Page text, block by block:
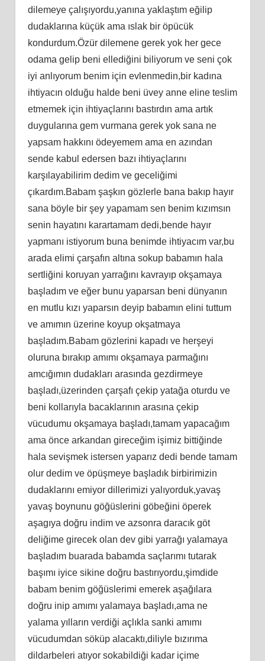
dilemeye çalışıyordu,yanına yaklaştım eğilip
dudaklarına küçük ama ıslak bir öpücük
kondurdum.Özür dilemene gerek yok her gece
odama gelip beni ellediğini biliyorum ve seni çok
iyi anlıyorum benim için evlenmedin,bir kadına
ihtiyacın olduğu halde beni üvey anne eline teslim
etmemek için ihtiyaçlarını bastırdın ama artık
duygularına gem vurmana gerek yok sana ne
yapsam hakkını ödeyemem ama en azından
sende kabul edersen bazı ihtiyaçlarını
karşılayabilirim dedim ve geceliğimi
çıkardım.Babam şaşkın gözlerle bana bakıp hayır
sana böyle bir şey yapamam sen benim kızımsın
senin hayatını karartamam dedi,bende hayır
yapmanı istiyorum buna benimde ihtiyacım var,bu
arada elimi çarşafın altına sokup babamın hala
sertliğini koruyan yarrağını kavrayıp okşamaya
başladım ve eğer bunu yaparsan beni dünyanın
en mutlu kızı yaparsın deyip babamın elini tuttum
ve amımın üzerine koyup okşatmaya
başladım.Babam gözlerini kapadı ve herşeyi
oluruna bırakıp amımı okşamaya parmağını
amcığımın dudakları arasında gezdirmeye
başladı,üzerinden çarşafı çekip yatağa oturdu ve
beni kollarıyla bacaklarının arasına çekip
vücudumu okşamaya başladı,tamam yapacağım
ama önce arkandan gireceğim işimiz bittiğinde
hala sevişmek istersen yaparız dedi bende tamam
olur dedim ve öpüşmeye başladık birbirimizin
dudaklarını emiyor dillerimizi yalıyorduk,yavaş
yavaş boynunu göğüslerini göbeğini öperek
aşagıya doğru indim ve azsonra daracık göt
deliğime girecek olan dev gibi yarrağı yalamaya
başladım buarada babamda saçlarımı tutarak
başımı iyice sikine doğru bastırıyordu,şimdide
babam benim göğüslerimi emerek aşağılara
doğru inip amımı yalamaya başladı,ama ne
yalama yılların verdiği açlıkla sanki amımı
vücudumdan söküp alacaktı,diliyle bızırıma
dildarbeleri atıyor sokabildiği kadar içime